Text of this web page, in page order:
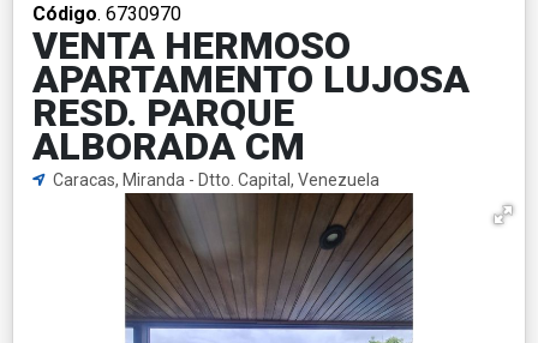
Código. 6730970
VENTA HERMOSO
APARTAMENTO LUJOSA
RESD. PARQUE
ALBORADA CM
Caracas, Miranda - Dtto. Capital, Venezuela